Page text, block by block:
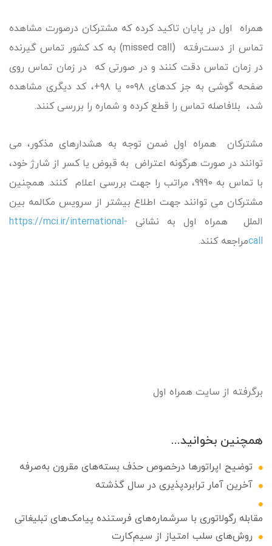
همراه اول در پایان تاکید کرده که مشترکان درصورت مشاهده
تماس از دست‌رفته (missed call) به کد کشور تماس گیرنده
در زمان تماس دقت کنند و در صورتی که در زمان تماس روی
صفحه گوشی به جز کدهای ۰۰۹۸ یا ۹۸+، کد دیگری مشاهده
شد، بلافاصله تماس را قطع کرده و شماره را بررسی کنند.
مشترکان همراه اول ضمن توجه به هشدارهای مذکور، می
توانند در صورت هرگونه اعتراض به قبوض یا کسر از شارژ خود،
با تماس به 9990، مراتب را جهت بررسی اعلام کنند. همچنین
مشترکان می توانند جهت اطلاع بیشتر از سرویس مکالمه بین
الملل همراه اول به نشانی https://mci.ir/international-
callمراجعه کنند.
برگرفته از سایت همراه اول
همچنین بخوانید...
توضیح اپراتورها درخصوص حذف بسته‌های مقرون به‌صرفه
آخرین آمار ترابردپذیری در سال گذشته
مقابله رگولاتوری با سرشماره‌های فرستنده پیامک‌های تبلیغاتی
روش‌های سلب امتیاز از سیم‌کارت